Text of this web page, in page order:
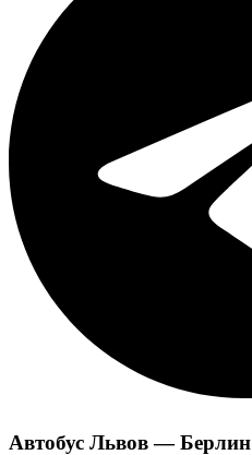
Автобус Львов — Берлин